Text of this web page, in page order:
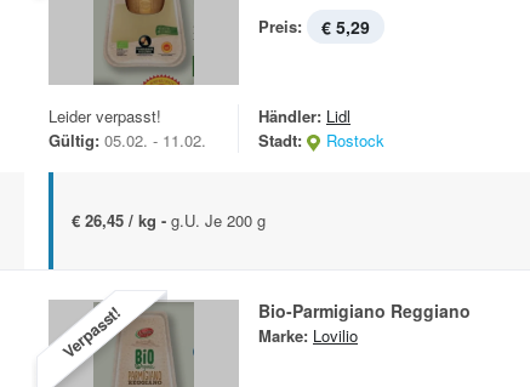
Preis: € 5,29
Leider verpasst!
Gültig: 05.02. - 11.02.
Händler: Lidl
Stadt:
Rostock
€ 26,45 / kg - g.U. Je 200 g
Verpasst! Bio-Parmigiano Reggiano
Marke: Lovilio